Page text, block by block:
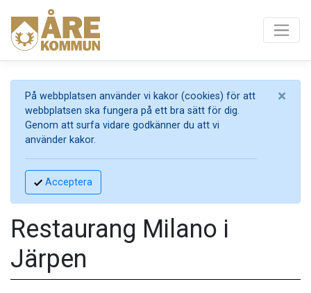
På webbplatsen använder vi kakor (cookies) för att
webbplatsen ska fungera på ett bra sätt för dig.
Genom att surfa vidare godkänner du att vi
använder kakor.
Acceptera
×
Restaurang Milano i
Järpen